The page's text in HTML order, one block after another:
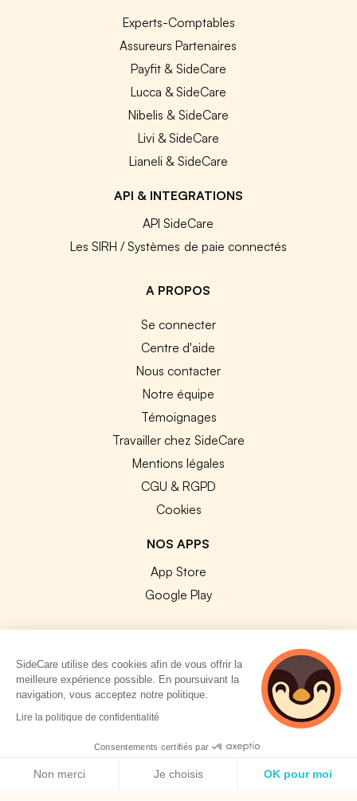
Experts-Comptables
Assureurs Partenaires
Payfit & SideCare
Lucca & SideCare
Nibelis & SideCare
Livi & SideCare
Lianeli & SideCare
API & INTEGRATIONS
API SideCare
Les SIRH / Systèmes de paie connectés
A PROPOS
Se connecter
Centre d'aide
Nous contacter
Notre équipe
Témoignages
Travailler chez SideCare
Mentions légales
CGU & RGPD
Cookies
NOS APPS
App Store
Google Play
© 2026 SideCare. Tous droits réservés.
SideCare utilise des cookies afin de vous offrir la
meilleure expérience possible. En poursuivant la
navigation, vous acceptez notre politique.
Lire la politique de confidentialité
Consentements certifiés par
Non merci Je choisis OK pour moi
4 personnes
consultent
actuellement cette